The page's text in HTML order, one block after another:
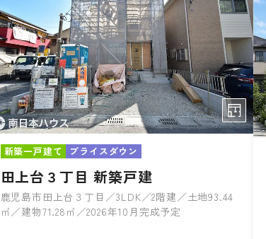
新築一戸建て プライスダウン
田上台３丁目 新築戸建
鹿児島市田上台３丁目／3LDK／2階建／土地93.44
㎡／建物71.28㎡／2026年10月完成予定